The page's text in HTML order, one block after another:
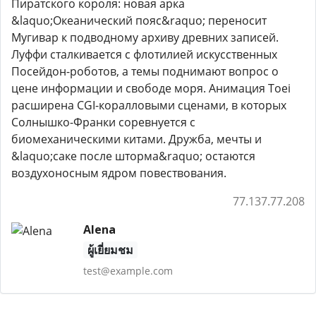
Пиратского короля: новая арка
&laquo;Океанический пояс&raquo; переносит
Мугивар к подводному архиву древних записей.
Луффи сталкивается с флотилией искусственных
Посейдон-роботов, а темы поднимают вопрос о
цене информации и свободе моря. Анимация Toei
расширена CGI-коралловыми сценами, в которых
Солнышко-Франки соревнуется с
биомеханическими китами. Дружба, мечты и
&laquo;саке после шторма&raquo; остаются
воздухоносным ядром повествования.
77.137.77.208
Alena
ผู้เยี่ยมชม
test@example.com